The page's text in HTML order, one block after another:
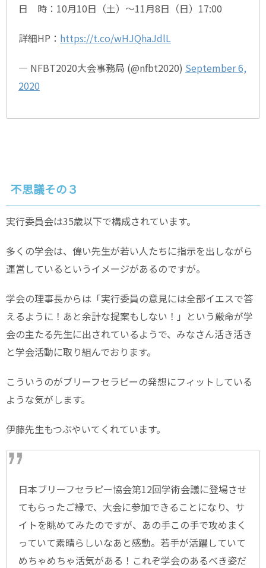
日 時：10月10日（土）〜11月8日（日）17:00
詳細HP： https://t.co/wHJQhaJdlL
— NFBT2020大会事務局 (@nfbt2020) September 6,
2020
不思議その３
実行委員会は35歳以下で構成されています。
多くの学会は、偉い先生が若い人たちに指示を出しながら
運営しているというイメージがあるのですが。
学会の理事長からは「実行委員の意見には全部イエスで答
えるように！あと余計な提案もしない！」という厳命が学
会の主たる先生に出されているようで、みなさん活き活き
と学会活動に取り組んでおります。
こういうのがブリーフセラピーの発想にフィットしている
ような気がします。
伊藤先生もつぶやいてくれています。
日本ブリーフセラピー協会第12回学術会議に登場させ
てもらったご縁で、大会に参加できることになり、サ
イトを眺めてみたのですが、あの手この手で攻めまく
っていて素晴らしいなあと感動。若手が活躍していて
めちゃめちゃ活気がある！これぞ学会のあるべき姿だ